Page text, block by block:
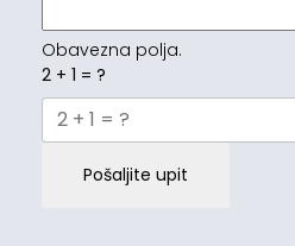
Obavezna polja.
2 + 1 = ?
Pošaljite upit